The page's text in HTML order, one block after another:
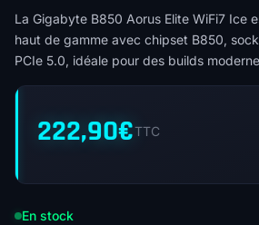
La Gigabyte B850 Aorus Elite WiFi7 Ice
haut de gamme avec chipset B850,
PCIe 5.0, idéale pour des builds
222,90€TTC
En stock